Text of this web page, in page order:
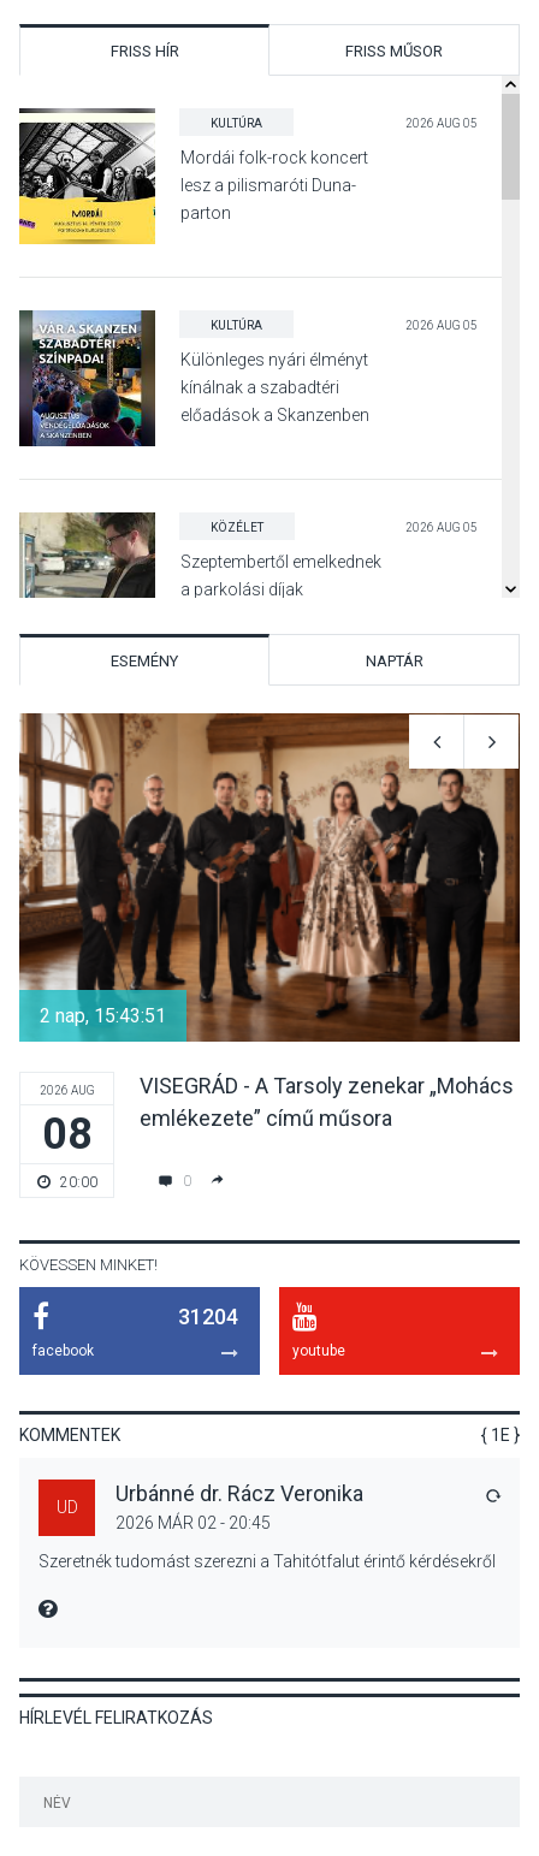
FRISS HÍR FRISS MŰSOR
KULTÚRA 2026 AUG 05
Mordái folk-rock koncert
lesz a pilismaróti Duna-
parton
KULTÚRA 2026 AUG 05
Különleges nyári élményt
kínálnak a szabadtéri
előadások a Skanzenben
KÖZÉLET 2026 AUG 05
Szeptembertől emelkednek
a parkolási díjak
KÖZÉLET
Nőtt a fontosabb nyári
gyümölcsök
termésmennyisége
KULTÚRA 2026 AUG 04
Bogdányban programokkal
teli búcsúhétvége lesz
Kánikulában még
ESEMÉNY NAPTÁR
2 nap, 15:43:51
2026 AUG
08
20:00
VISEGRÁD - A Tarsoly zenekar „Mohács
emlékezete” című műsora
0
KÖVESSEN MINKET!
31204
facebook youtube
KOMMENTEK { 1E }
UD
Urbánné dr. Rácz Veronika
2026 MÁR 02 - 20:45
Szeretnék tudomást szerezni a Tahitótfalut érintő kérdésekről
MIRE MONDTA
HÍRLEVÉL FELIRATKOZÁS